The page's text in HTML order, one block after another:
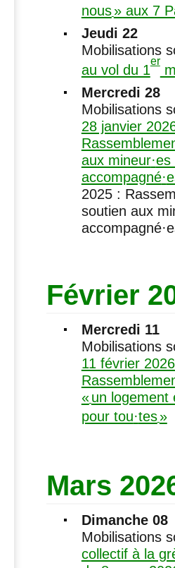
nous» aux 7
Jeudi 22
Mobilisations
au vol du 1
er
Mercredi 28
Mobilisations
28 janvier
aux mineur·es
accompagné·
2025 :
soutien aux
accompagné·
Février
Mercredi 11
Mobilisations
11 février
«un logement
pour tou·tes»
Mars
Dimanche 08
Mobilisations
collectif à la